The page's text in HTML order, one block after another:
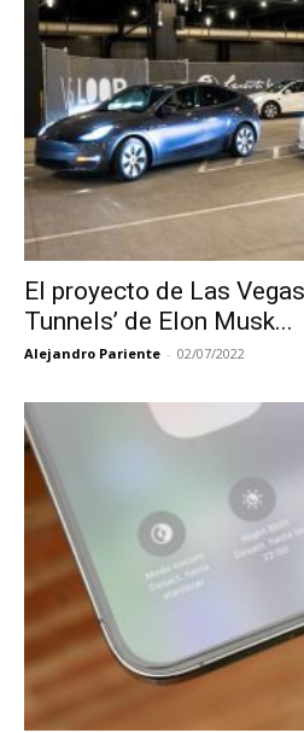
El proyecto de Las
Tunnels’ de Elon Musk...
Alejandro Pariente - 02/07/2022